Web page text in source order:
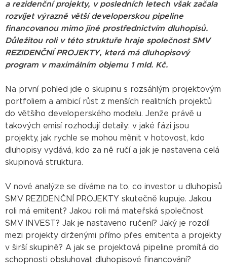
a rezidenční projekty, v posledních letech však začala
rozvíjet výrazně větší developerskou pipeline
financovanou mimo jiné prostřednictvím dluhopisů.
Důležitou roli v této struktuře hraje společnost SMV
REZIDENČNÍ PROJEKTY, která má dluhopisový
program v maximálním objemu 1 mld. Kč.
Na první pohled jde o skupinu s rozsáhlým projektovým
portfoliem a ambicí růst z menších realitních projektů
do většího developerského modelu. Jenže právě u
takových emisí rozhodují detaily: v jaké fázi jsou
projekty, jak rychle se mohou měnit v hotovost, kdo
dluhopisy vydává, kdo za ně ručí a jak je nastavena celá
skupinová struktura.
V nové analýze se díváme na to, co investor u dluhopisů
SMV REZIDENČNÍ PROJEKTY skutečně kupuje. Jakou
roli má emitent? Jakou roli má mateřská společnost
SMV INVEST? Jak je nastaveno ručení? Jaký je rozdíl
mezi projekty drženými přímo přes emitenta a projekty
v širší skupině? A jak se projektová pipeline promítá do
schopnosti obsluhovat dluhopisové financování?